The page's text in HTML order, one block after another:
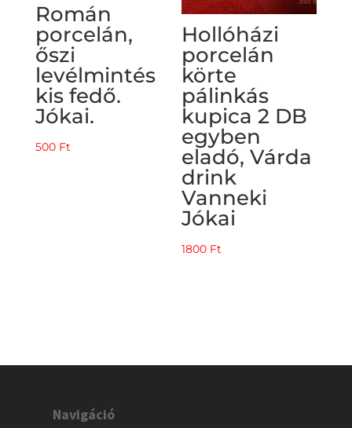
Román
porcelán,
őszi
levélmintés
kis fedő.
Jókai.
500 Ft
Hollóházi
porcelán
körte
pálinkás
kupica 2 DB
egyben
eladó, Várda
drink
Vanneki
Jókai
1800 Ft
Navigáció